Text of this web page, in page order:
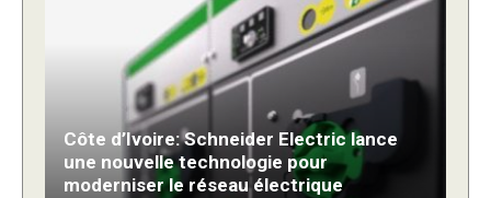
Côte d’Ivoire: Schneider Electric lance
une nouvelle technologie pour
moderniser le réseau électrique